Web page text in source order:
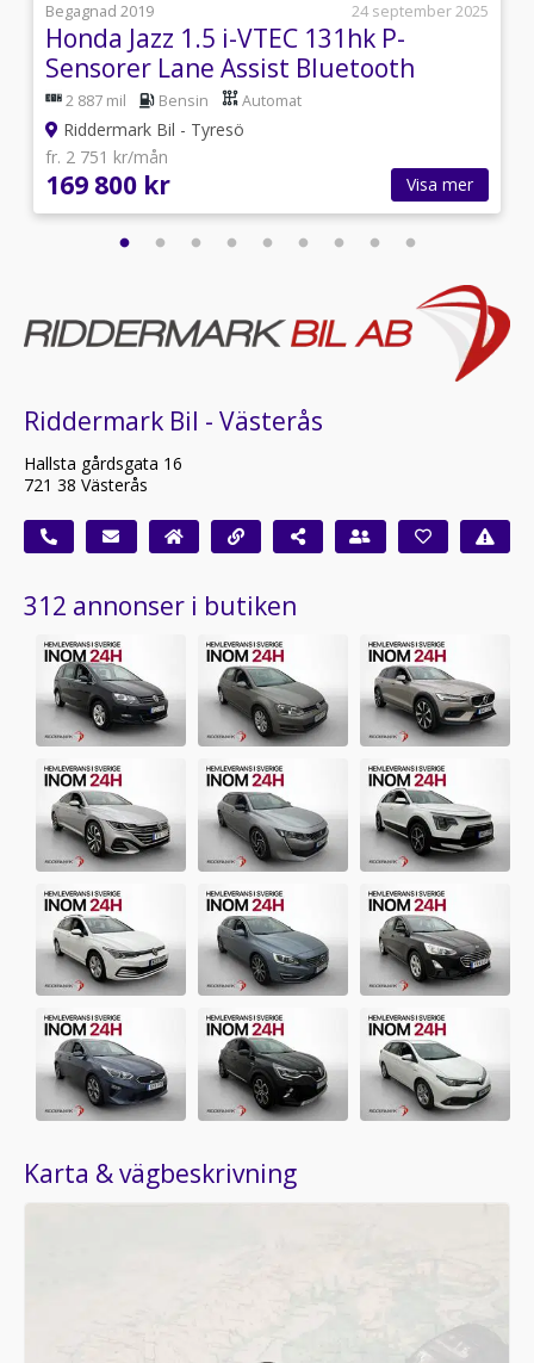
Begagnad 2019
24 september 2025
Honda Jazz 1.5 i-VTEC 131hk P-
Sensorer Lane Assist Bluetooth
2 887 mil Bensin Automat
Riddermark Bil - Tyresö
fr. 2 751 kr/mån
169 800 kr Visa mer
Riddermark Bil - Västerås
Hallsta gårdsgata 16
721 38 Västerås
312 annonser i butiken
Karta & vägbeskrivning